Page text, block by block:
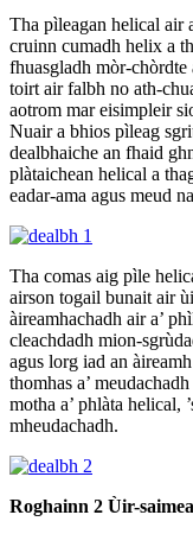
Tha pìleagan helical air
cruinn cumadh helix a
fhuasgladh mòr-chòrdte
toirt air falbh no ath-
aotrom mar eisimpleir
Nuair a bhios pìleag
dealbhaiche an fhaid
plàtaichean helical a
eadar-ama agus meud
Tha comas aig pìle
airson togail bunait air
àireamhachadh air a’
cleachdadh mion-
agus lorg iad an
thomhas a’
motha a’ phlàta helical,
mheudachadh.
Roghainn 2 Ùir-